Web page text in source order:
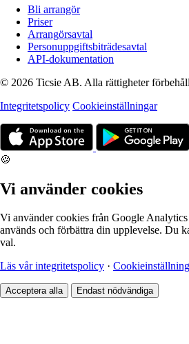
Bli arrangör
Priser
Arrangörsavtal
Personuppgiftsbiträdesavtal
API-dokumentation
© 2026 Ticsie AB. Alla rättigheter
Integritetspolicy Cookieinställningar
🍪
Vi använder cookies
Vi använder cookies från Google
används och förbättra din upplevelse. Du
val.
Läs vår integritetspolicy ·
Acceptera alla Endast nödvändiga